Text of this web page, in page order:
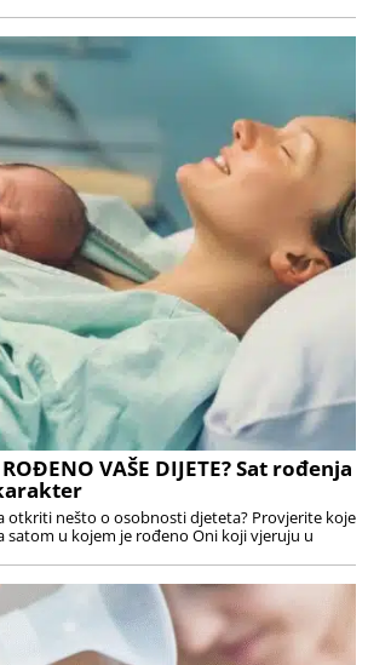
ROĐENO VAŠE DIJETE? Sat rođenja
otkriti nešto o osobnosti djeteta? Provjerite koje
satom u kojem je rođeno Oni koji vjeruju u